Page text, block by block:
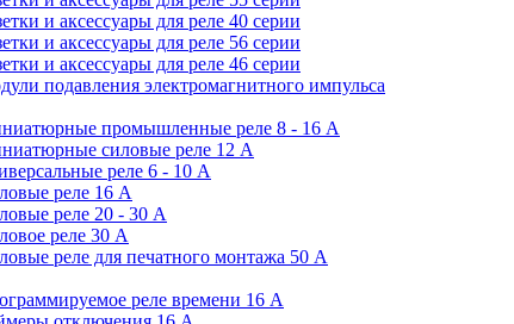
и аксессуары для реле 40 серии
и аксессуары для реле 56 cерии
и аксессуары для реле 46 cерии
подавления электромагнитного импульса
промышленные реле 8 - 16 A
силовые реле 12 A
реле 6 - 10 A
реле 16 A
реле 20 - 30 A
реле 30 A
реле для печатного монтажа 50 А
реле времени 16 A